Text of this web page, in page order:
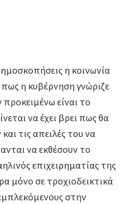
η κοινωνία
η κυβέρνηση γνώριζε
είναι το
να έχει βρει πως θα
τις απειλές του να
να εκθέσουν το
επιχειρηματίας της
μόνο σε τροχιοδεικτικά
στην